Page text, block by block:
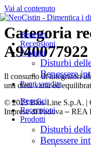
Vai al contenuto
Benefici
Recensioni
Prodotti
Disturbi
Benessere
Punti vendita
Benefici
Recensioni
Prodotti
Disturbi
Benessere
Categoria
A940077922
Il consumo di integratori
una dieta varia ed
© 2023 Bios Line S.p.A. |
Imprese di Padova – REA
Dichiarazione di